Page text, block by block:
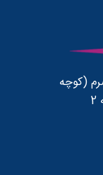
(کوچه